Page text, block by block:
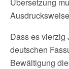
Dass es vierzig
deutschen
Bewältigung